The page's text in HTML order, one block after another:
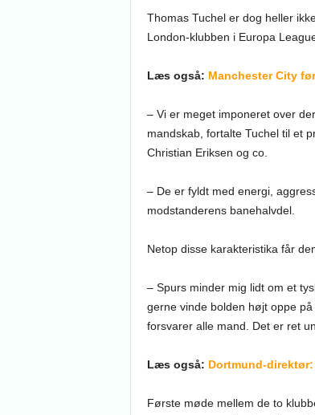
Thomas Tuchel er dog heller
London-klubben i Europa
Læs også: Manchester City
– Vi er meget imponeret over
mandskab, fortalte Tuchel til et
Christian Eriksen og co.
– De er fyldt med energi,
modstanderens banehalvdel.
Netop disse karakteristika får
– Spurs minder mig lidt om et
gerne vinde bolden højt oppe
forsvarer alle mand. Det er ret
Læs også: Dortmund-
Første møde mellem de to